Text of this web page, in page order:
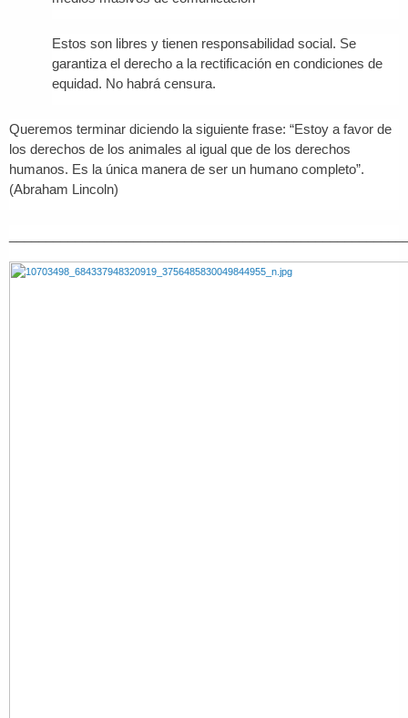
Estos son libres y tienen responsabilidad social. Se
garantiza el derecho a la rectificación en condiciones de
equidad. No habrá censura.
Queremos terminar diciendo la siguiente frase: “Estoy a favor de
los derechos de los animales al igual que de los derechos
humanos. Es la única manera de ser un humano completo”.
(Abraham Lincoln)